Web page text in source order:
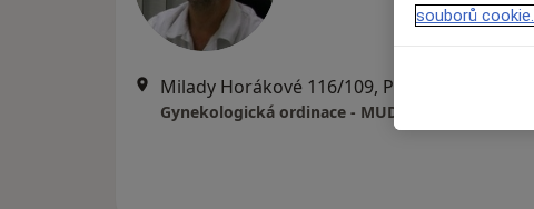
Milady Horákové 116/109, Praha
Gynekologická ordinace - MUDr. Antonín Kaprál
souborů cookie.